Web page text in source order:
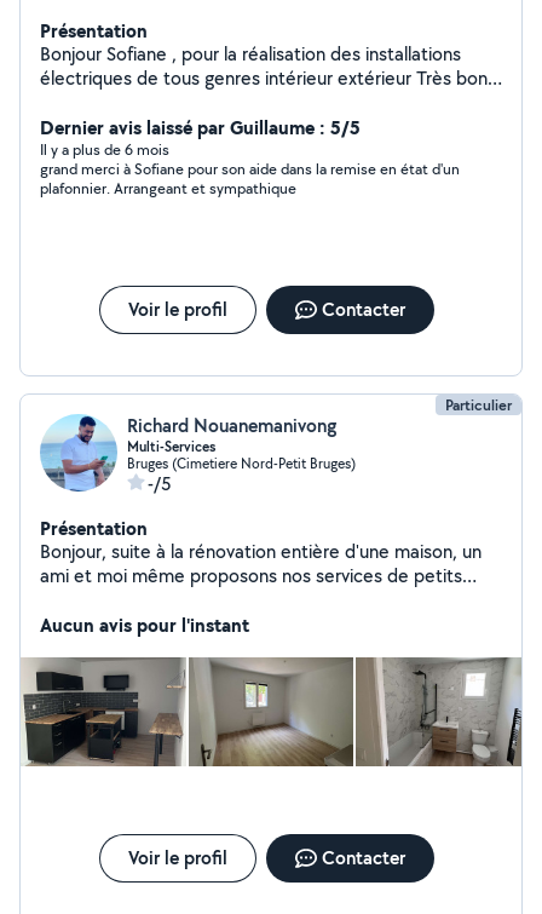
Présentation
Bonjour Sofiane , pour la réalisation des installations
électriques de tous genres intérieur extérieur Très bon
Dernier avis laissé par Guillaume : 5/5
Il y a plus de 6 mois
grand merci à Sofiane pour son aide dans la remise en état d'un
plafonnier. Arrangeant et sympathique
Voir le profil Contacter
Particulier
Richard Nouanemanivong
Multi-Services
Bruges (Cimetiere Nord-Petit Bruges)
-/5
Présentation
Bonjour, suite à la rénovation entière d'une maison, un
ami et moi même proposons nos services de petits
Aucun avis pour l'instant
Voir le profil Contacter